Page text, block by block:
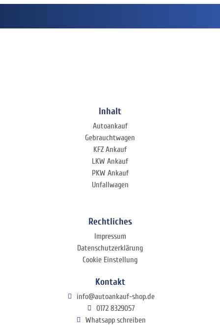
Inhalt
Autoankauf
Gebrauchtwagen
KFZ Ankauf
LKW Ankauf
PKW Ankauf
Unfallwagen
Rechtliches
Impressum
Datenschutzerklärung
Cookie Einstellung
Kontakt
info@autoankauf-shop.de
0172 8329057
Whatsapp schreiben